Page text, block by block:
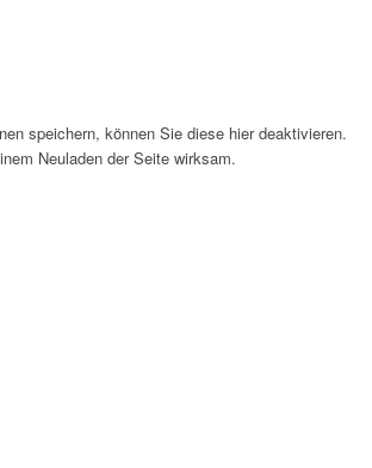
speichern, können Sie diese hier deaktivieren.
Neuladen der Seite wirksam.